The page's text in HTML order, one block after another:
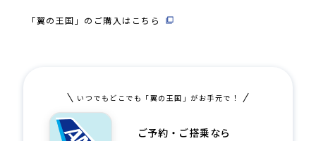
「翼の王国」のご購入はこちら
いつでもどこでも「翼の王国」がお手元で！
ご予約・ご搭乗なら